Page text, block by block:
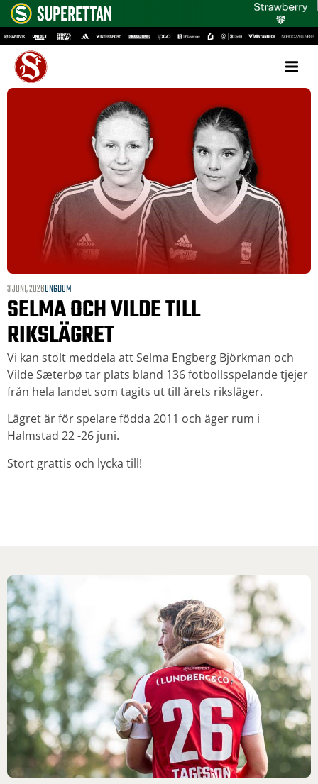
3 JUNI, 2026UNGDOM
SELMA OCH VILDE TILL
RIKSLÄGRET
Vi kan stolt meddela att Selma Engberg Björkman och
Vilde Sæterbø tar plats bland 136 fotbollsspelande tjejer
från hela landet som tagits ut till årets riksläger.
Lägret är för spelare födda 2011 och äger rum i
Halmstad 22 -26 juni.
Stort grattis och lycka till!